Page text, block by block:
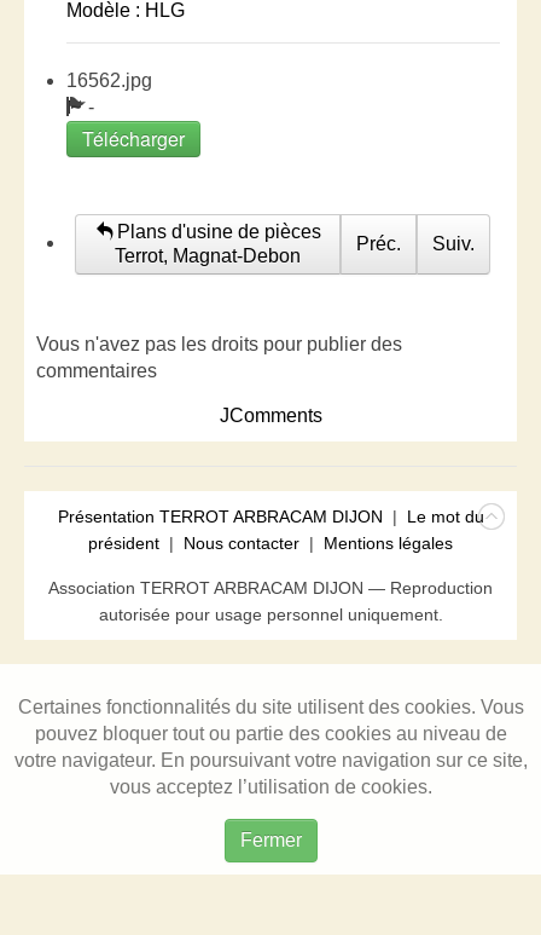
Modèle : HLG
16562.jpg
-
Télécharger
Plans d'usine de pièces
Terrot, Magnat-Debon
Préc. Suiv.
Vous n'avez pas les droits pour publier des
commentaires
JComments
Présentation TERROT ARBRACAM DIJON | Le mot du
président | Nous contacter | Mentions légales
Association TERROT ARBRACAM DIJON — Reproduction
autorisée pour usage personnel uniquement.
Certaines fonctionnalités du site utilisent des cookies. Vous
pouvez bloquer tout ou partie des cookies au niveau de
votre navigateur. En poursuivant votre navigation sur ce site,
vous acceptez l’utilisation de cookies.
Fermer